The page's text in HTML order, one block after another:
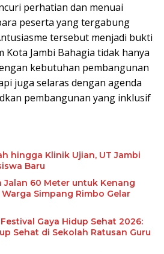
perhatian dan menuai
peserta yang tergabung
tersebut menjadi bukti
Kota Jambi Bahagia tidak hanya
kebutuhan pembangunan
juga selaras dengan agenda
pembangunan yang inklusif
hingga Klinik Ujian, UT Jambi
Baru
Jalan 60 Meter untuk Kenang
Simpang Rimbo Gelar
Gaya Hidup Sehat 2026:
Sehat di Sekolah Ratusan Guru